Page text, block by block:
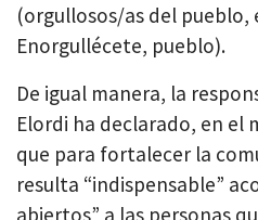
(orgullosos/as del pueblo,
Enorgullécete, pueblo).
De igual manera, la
Elordi ha declarado, en el
que para fortalecer la
resulta “indispensable”
abiertos” a las personas